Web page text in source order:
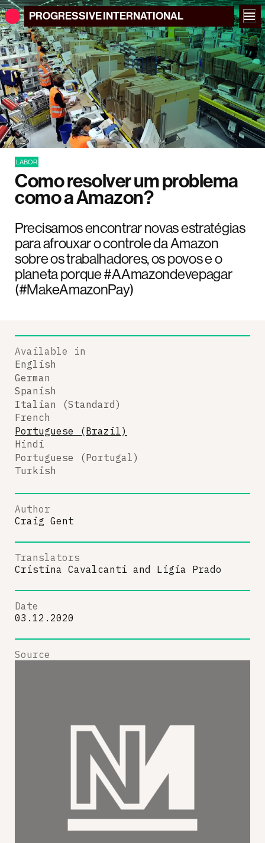
PROGRESSIVEINTERNATIONAL
LABOR
Como resolver um problema
como a Amazon?
Precisamos encontrar novas estratégias
para afrouxar o controle da Amazon
sobre os trabalhadores, os povos e o
planeta porque #AAmazondevepagar
(#MakeAmazonPay)
Available in
English
German
Spanish
Italian (Standard)
French
Portuguese (Brazil)
Hindi
Portuguese (Portugal)
Turkish
Author
Craig Gent
Translators
Cristina Cavalcanti and Ligia Prado
Date
03.12.2020
Source